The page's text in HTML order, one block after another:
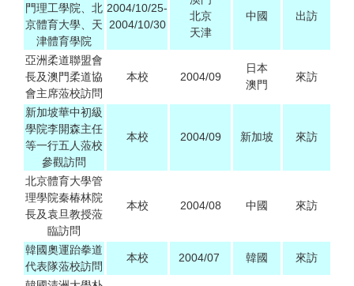
門理工學院、北
京體育大學、天
津體育學院
2004/10/25-
2004/10/30
北京
天津
中國 出訪
亞洲柔道聯盟會
長及澳門柔道協
會主席蒞校訪問
本校 2004/09
日本
澳門
來訪
新加坡華中初級
學院李開森主任
等一行五人蒞校
參觀訪問
本校 2004/09 新加坡 來訪
北京體育大學管
理學院秦椿林院
長及袁旦教授蒞
臨訪問
本校 2004/08 中國 來訪
韓國奧運跆拳道
代表隊蒞校訪問
本校 2004/07 韓國 來訪